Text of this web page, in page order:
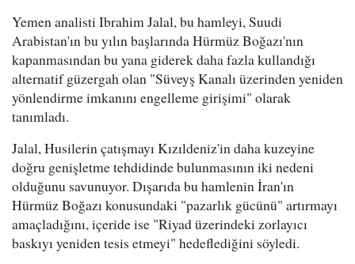
Yemen analisti Ibrahim Jalal, bu hamleyi, Suudi
Arabistan'ın bu yılın başlarında Hürmüz Boğazı'nın
kapanmasından bu yana giderek daha fazla kullandığı
alternatif güzergah olan "Süveyş Kanalı üzerinden yeniden
yönlendirme imkanını engelleme girişimi" olarak
tanımladı.
Jalal, Husilerin çatışmayı Kızıldeniz'in daha kuzeyine
doğru genişletme tehdidinde bulunmasının iki nedeni
olduğunu savunuyor. Dışarıda bu hamlenin İran'ın
Hürmüz Boğazı konusundaki "pazarlık gücünü" artırmayı
amaçladığını, içeride ise "Riyad üzerindeki zorlayıcı
baskıyı yeniden tesis etmeyi" hedeflediğini söyledi.